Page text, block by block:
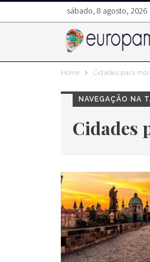
sábado, 8 agosto, 2026
Home Cidades para
NAVEGAÇÃO NA
Cidades